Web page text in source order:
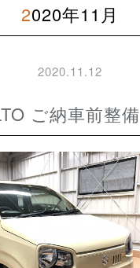
2020年11月
2020.11.12
ご納車前整備